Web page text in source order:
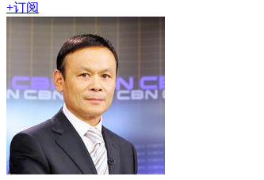
+订阅